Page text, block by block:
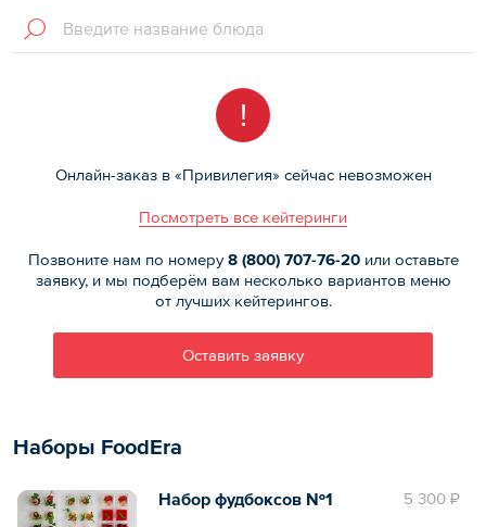
!
Онлайн-заказ в «Привилегия» сейчас невозможен
Посмотреть все кейтеринги
Позвоните нам по номеру8 (800) 707-76-20или оставьте
заявку, и мы подберём вам несколько вариантов меню
от лучших кейтерингов.
Оставить заявку
Наборы FoodEra
5 300 ₽
Набор фудбоксов №1